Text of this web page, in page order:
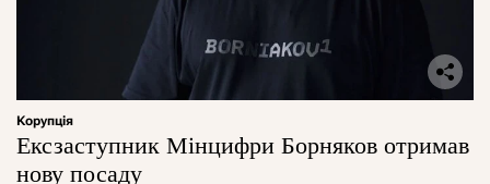
Корупція
Ексзаступник Мінцифри Борняков отримав
нову посаду